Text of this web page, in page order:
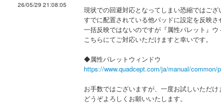
26/05/29 21:08:05
現状での回避対応となってしまい恐縮ではござ
すでに配置されている他パッドに設定を反映
一括反映ではないのですが『属性パレット』
こちらにてご対応いただけますと幸いです。
◆属性パレットウィンドウ
https://www.quadcept.com/ja/manual/common/
お手数ではございますが、一度お試しいただ
どうぞよろしくお願いいたします。